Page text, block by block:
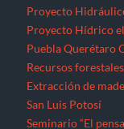
Proyecto
Proyecto Hídrico
Puebla Querétaro
Recursos forestales
Extracción de
San Luis Potosí
Seminario “El